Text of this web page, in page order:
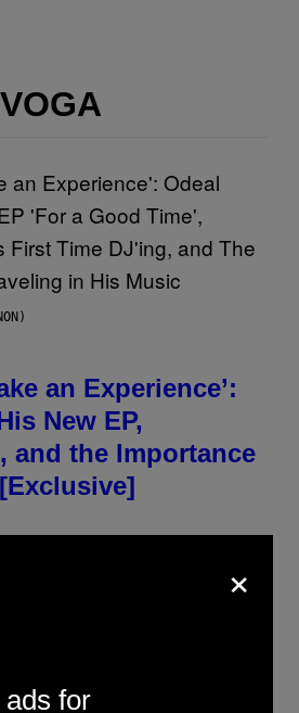
an Experience’:
New EP,
and the Importance
×
for